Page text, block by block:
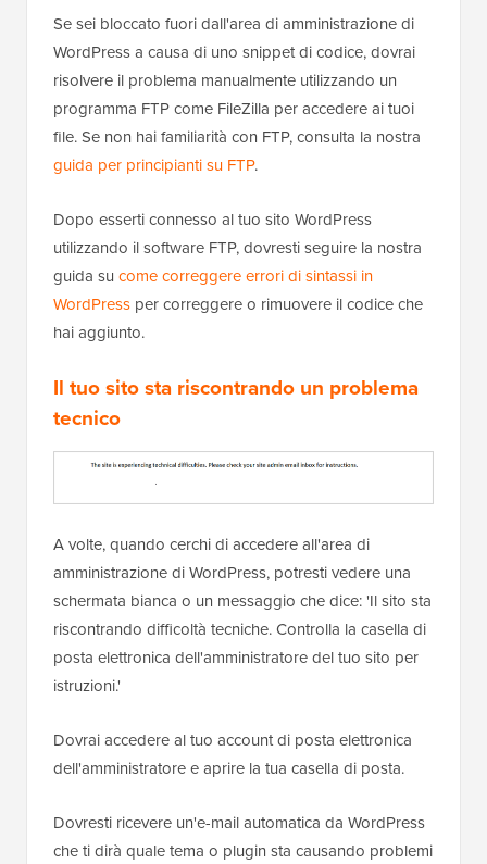
Se sei bloccato fuori dall'area di amministrazione di
WordPress a causa di uno snippet di codice, dovrai
risolvere il problema manualmente utilizzando un
programma FTP come FileZilla per accedere ai tuoi
file. Se non hai familiarità con FTP, consulta la nostra
guida per principianti su FTP.
Dopo esserti connesso al tuo sito WordPress
utilizzando il software FTP, dovresti seguire la nostra
guida su come correggere errori di sintassi in
WordPress per correggere o rimuovere il codice che
hai aggiunto.
Il tuo sito sta riscontrando un problema
tecnico
A volte, quando cerchi di accedere all'area di
amministrazione di WordPress, potresti vedere una
schermata bianca o un messaggio che dice: 'Il sito sta
riscontrando difficoltà tecniche. Controlla la casella di
posta elettronica dell'amministratore del tuo sito per
istruzioni.'
Dovrai accedere al tuo account di posta elettronica
dell'amministratore e aprire la tua casella di posta.
Dovresti ricevere un'e-mail automatica da WordPress
che ti dirà quale tema o plugin sta causando problemi